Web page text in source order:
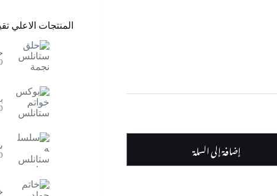
إضافة إلى السلة
المنتجات الاعلي